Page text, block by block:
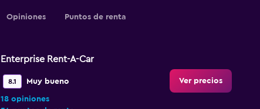
Opiniones Puntos de renta
Enterprise Rent-A-Car
8.1 Muy bueno
18 opiniones
Ver precios